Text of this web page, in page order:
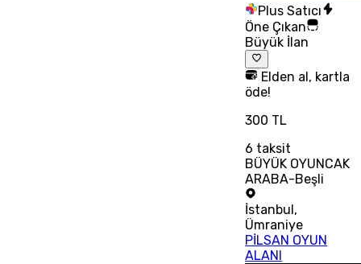
Plus Satıcı
Öne Çıkan
Büyük İlan
Elden al, kartla
öde!
300 TL
6 taksit
BÜYÜK OYUNCAK
ARABA-Beşli
İstanbul,
Ümraniye
PİLSAN OYUN
ALANI